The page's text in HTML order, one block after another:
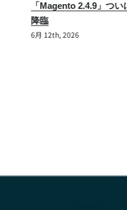
2025年8月Magento 複数の
セキュリティアップデート
| APSB25-71